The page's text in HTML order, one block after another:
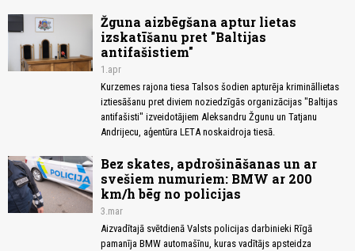
Žguna aizbēgšana aptur lietas
izskatīšanu pret "Baltijas
antifašistiem"
1.apr
Kurzemes rajona tiesa Talsos šodien apturēja krimināllietas
iztiesāšanu pret diviem noziedzīgās organizācijas "Baltijas
antifašisti" izveidotājiem Aleksandru Žgunu un Tatjanu
Andrijecu, aģentūra LETA noskaidroja tiesā.
Bez skates, apdrošināšanas un ar
svešiem numuriem: BMW ar 200
km/h bēg no policijas
3.mar
Aizvadītajā svētdienā Valsts policijas darbinieki Rīgā
pamanīja BMW automašīnu, kuras vadītājs apsteidza